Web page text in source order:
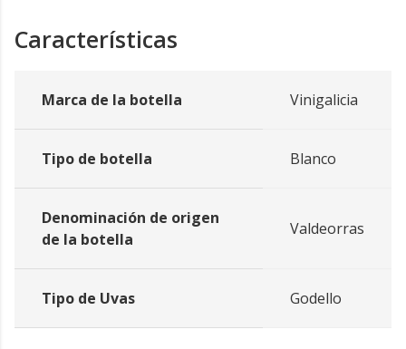
Características
Marca de la botella Vinigalicia
Tipo de botella Blanco
Denominación de origen
de la botella
Valdeorras
Tipo de Uvas Godello